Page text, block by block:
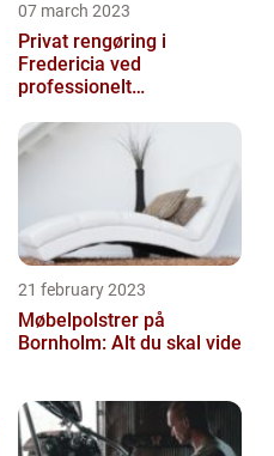
07 march 2023
Privat rengøring i
Fredericia ved
professionelt
21 february 2023
Møbelpolstrer på
Bornholm: Alt du skal vide